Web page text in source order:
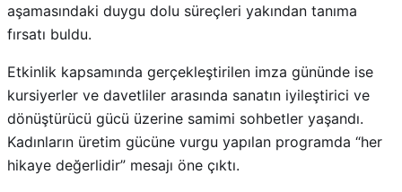
aşamasındaki duygu dolu süreçleri yakından tanıma
fırsatı buldu.
Etkinlik kapsamında gerçekleştirilen imza gününde ise
kursiyerler ve davetliler arasında sanatın iyileştirici ve
dönüştürücü gücü üzerine samimi sohbetler yaşandı.
Kadınların üretim gücüne vurgu yapılan programda “her
hikaye değerlidir” mesajı öne çıktı.